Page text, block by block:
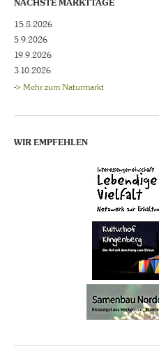
NÄCHSTE MARKTTAGE
15.8.2026
5.9.2026
19.9.2026
3.10.2026
-> Mehr zum Naturmarkt
WIR EMPFEHLEN